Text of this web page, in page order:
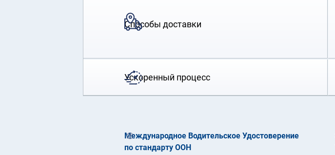
Способы доставки
Ускоренный процесс
Международное Водительское Удостоверение
по стандарту ООН